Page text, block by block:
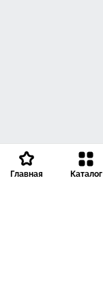
Главная Каталог